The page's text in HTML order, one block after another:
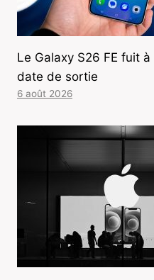
Le Galaxy S26 FE fuit
date de sortie
6 août 2026